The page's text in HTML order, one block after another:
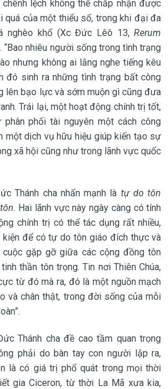
lệch không thể chấp nhận được
quá của một thiểu số, trong khi đại đa
nghèo khổ (Xc Đức Lêô 13,Rerum
“Bao nhiêu người sống trong tình trạng
nhưng không ai lắng nghe tiếng kêu
đó sinh ra những tình trạng bất công
lên bạo lực và sớm muộn gì cũng đưa
Trái lại, một hoạt động chính trị tốt,
phối tài nguyên một cách công
một dịch vụ hữu hiệu giúp kiến tạo sự
xã hội cũng như trong lãnh vực quốc
Thánh cha nhấn mạnh là tự do tôn
. Hai lãnh vực này ngày càng có tính
chính trị có thể tác dụng rất nhiều,
kiện để có tự do tôn giáo đích thực và
gặp gỡ giữa các cộng đồng tôn
thần tôn trọng. Tin nơi Thiên Chúa,
từ đó mà ra, đó là một nguồn mạch
và chân thật, trong đời sống của mỗi
Thánh cha đề cao tầm quan trọng
phải do bàn tay con người lập ra,
là có giá trị phổ quát trong mọi thời
gia Ciceron, từ thời La Mã xưa kia,